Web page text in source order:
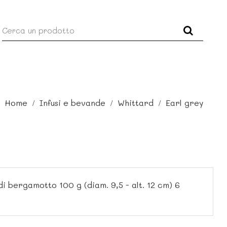
Home Infusi e bevande Whittard Earl grey
bergamotto 100 g (diam. 9,5 - alt. 12 cm) 6